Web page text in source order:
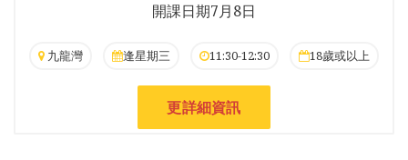
開課日期7月8日
九龍灣 逢星期三 11:30-12:30 18歲或以上
更詳細資訊